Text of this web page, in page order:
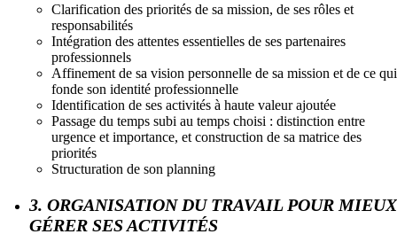
Clarification des priorités de sa mission, de ses rôles et
responsabilités
Intégration des attentes essentielles de ses partenaires
professionnels
Affinement de sa vision personnelle de sa mission et de ce qui
fonde son identité professionnelle
Identification de ses activités à haute valeur ajoutée
Passage du temps subi au temps choisi : distinction entre
urgence et importance, et construction de sa matrice des
priorités
Structuration de son planning
3. ORGANISATION DU TRAVAIL POUR MIEUX
GÉRER SES ACTIVITÉS